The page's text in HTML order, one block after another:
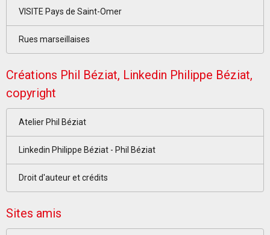
VISITE Pays de Saint-Omer
Rues marseillaises
Créations Phil Béziat, Linkedin Philippe Béziat,
copyright
Atelier Phil Béziat
Linkedin Philippe Béziat - Phil Béziat
Droit d'auteur et crédits
Sites amis